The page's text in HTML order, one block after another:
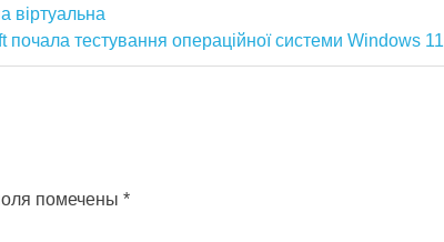
віртуальна
почала тестування операційної системи Windows 11
помечены *